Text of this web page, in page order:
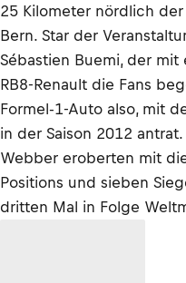
25 Kilometer nördlich
Bern. Star der
Sébastien Buemi, der mit
RB8-Renault die Fans
Formel-1-Auto also, mit
in der Saison 2012
Webber eroberten mit
Positions und sieben
dritten Mal in Folge